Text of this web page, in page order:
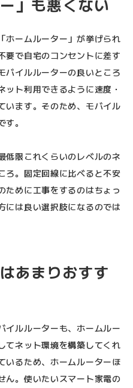
」も悪くない
ホームルーター」が挙げられ
要で自宅のコンセントに差す
バイルルーターの良いところ
ト利用できるように速度・
います。そのため、モバイル
。
低限これくらいのレベルのネ
ろ。固定回線に比べると不安
ために工事をするのはちょっ
には良い選択肢になるのでは
あまりおすす
イルルーターも、ホームルー
てネット環境を構築してくれ
いるため、ホームルーターほ
ん。使いたいスマート家電の